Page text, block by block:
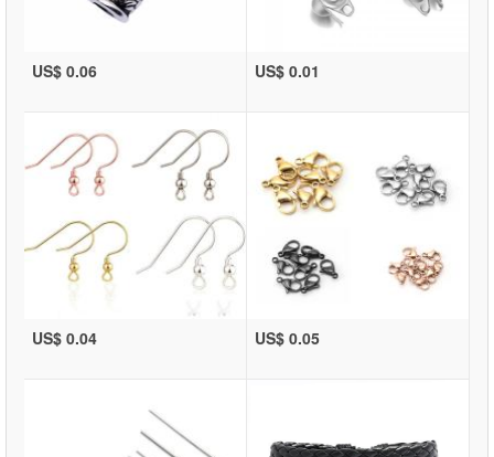
US$ 0.06 US$ 0.01
US$ 0.04 US$ 0.05